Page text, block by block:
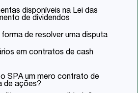
disponíveis na Lei das
de dividendos
forma de resolver uma disputa
em contratos de cash
SPA um mero contrato de
de ações?